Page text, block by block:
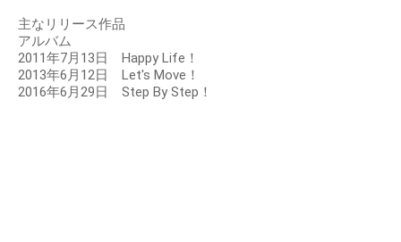
主なリリース作品
アルバム
2011年7月13日 Happy Life！
2013年6月12日 Let's Move！
2016年6月29日 Step By Step！